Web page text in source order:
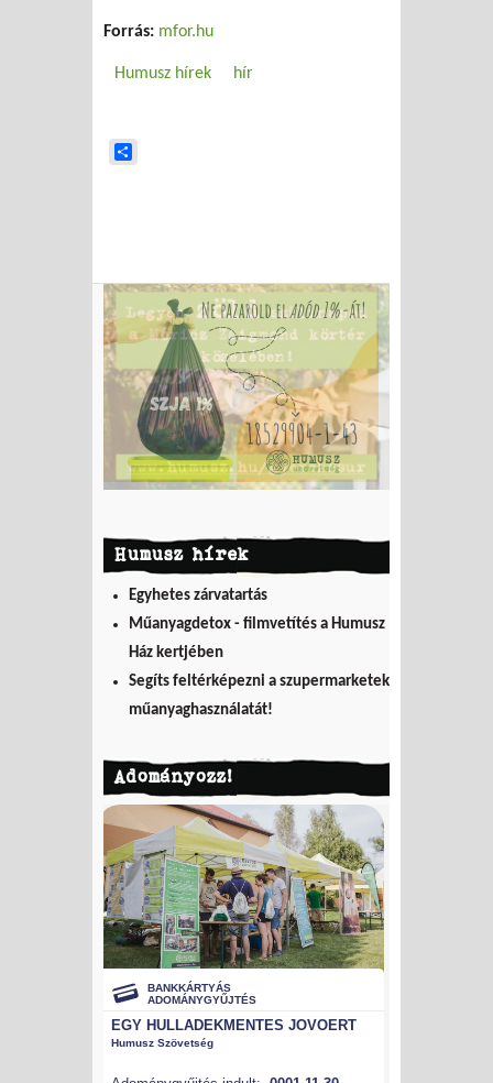
Forrás: mfor.hu
Humusz hírek hír
Humusz hírek
Egyhetes zárvatartás
Műanyagdetox - filmvetítés a Humusz
Ház kertjében
Segíts feltérképezni a szupermarketek
műanyaghasználatát!
Adományozz!